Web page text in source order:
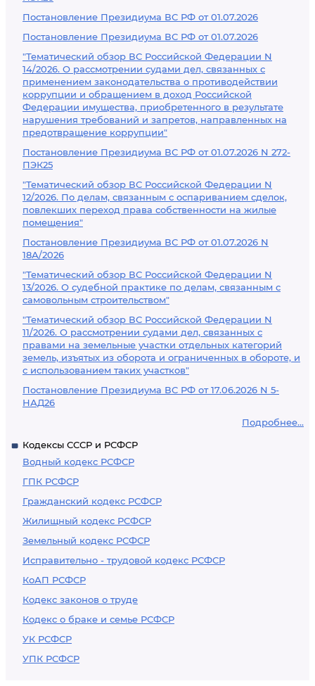
Постановление Президиума ВС РФ от 01.07.2026
Постановление Президиума ВС РФ от 01.07.2026
"Тематический обзор ВС Российской Федерации N
14/2026. О рассмотрении судами дел, связанных с
применением законодательства о противодействии
коррупции и обращением в доход Российской
Федерации имущества, приобретенного в результате
нарушения требований и запретов, направленных на
предотвращение коррупции"
Постановление Президиума ВС РФ от 01.07.2026 N 272-
ПЭК25
"Тематический обзор ВС Российской Федерации N
12/2026. По делам, связанным с оспариванием сделок,
повлекших переход права собственности на жилые
помещения"
Постановление Президиума ВС РФ от 01.07.2026 N
18А/2026
"Тематический обзор ВС Российской Федерации N
13/2026. О судебной практике по делам, связанным с
самовольным строительством"
"Тематический обзор ВС Российской Федерации N
11/2026. О рассмотрении судами дел, связанных с
правами на земельные участки отдельных категорий
земель, изъятых из оборота и ограниченных в обороте, и
с использованием таких участков"
Постановление Президиума ВС РФ от 17.06.2026 N 5-
НАД26
Подробнее...
Кодексы СССР и РСФСР
Водный кодекс РСФСР
ГПК РСФСР
Гражданский кодекс РСФСР
Жилищный кодекс РСФСР
Земельный кодекс РСФСР
Исправительно - трудовой кодекс РСФСР
КоАП РСФСР
Кодекс законов о труде
Кодекс о браке и семье РСФСР
УК РСФСР
УПК РСФСР